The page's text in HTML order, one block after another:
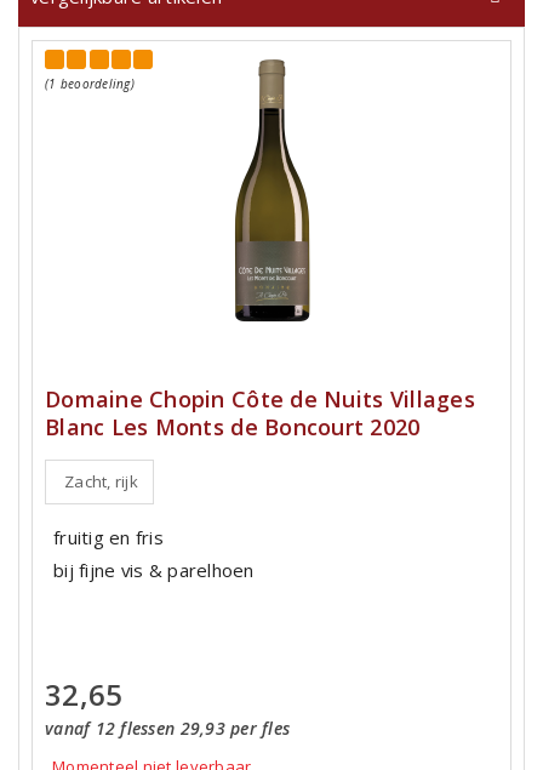
(1 beoordeling)
Domaine Chopin Côte de Nuits Villages
Blanc Les Monts de Boncourt 2020
Zacht, rijk
fruitig en fris
bij fijne vis & parelhoen
32,65
vanaf 12 flessen 29,93 per fles